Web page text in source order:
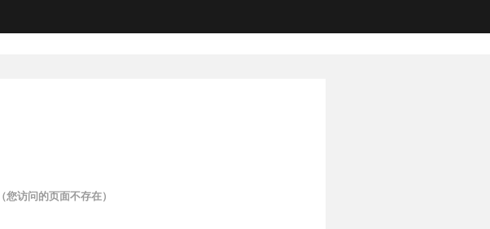
（您访问的页面不存在）